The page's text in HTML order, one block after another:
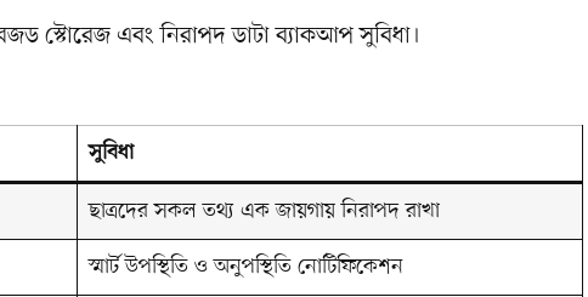
স্টোরেজ এবং নিরাপদ ডাটা ব্যাকআপ সুবিধা।
সুবিধা
ছাত্রদের সকল তথ্য এক জায়গায় নিরাপদ রাখা
স্মার্ট উপস্থিতি ও অনুপস্থিতি নোটিফিকেশন